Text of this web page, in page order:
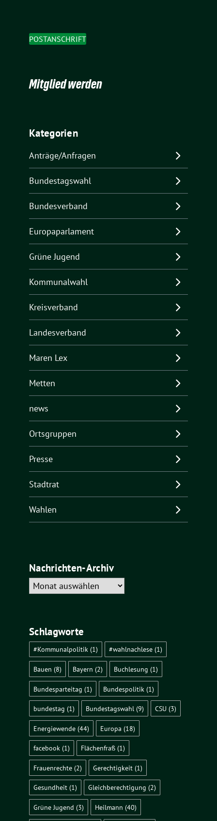
POSTANSCHRIFT
Mitglied werden
Kategorien
Anträge/Anfragen
Bundestagswahl
Bundesverband
Europaparlament
Grüne Jugend
Kommunalwahl
Kreisverband
Landesverband
Maren Lex
Metten
news
Ortsgruppen
Presse
Stadtrat
Wahlen
Nachrichten-Archiv
Nachrichten-
Archiv
Schlagworte
#Kommunalpolitik (1) #wahlnachlese(1)
Bauen (8) Bayern (2) Buchlesung (1)
Bundesparteitag (1) Bundespolitik (1)
bundestag (1) Bundestagswahl(9) CSU (3)
Energiewende (44) Europa (18)
facebook (1) Flächenfraß(1)
Frauenrechte (2) Gerechtigkeit(1)
Gesundheit (1) Gleichberechtigung (2)
Grüne Jugend (3) Heilmann (40)